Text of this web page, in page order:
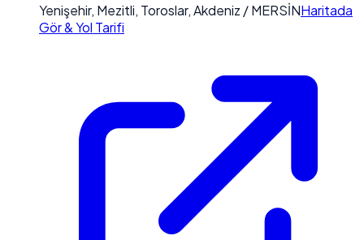
Yenişehir, Mezitli, Toroslar, Akdeniz / MERSİNHaritada
Gör & Yol Tarifi